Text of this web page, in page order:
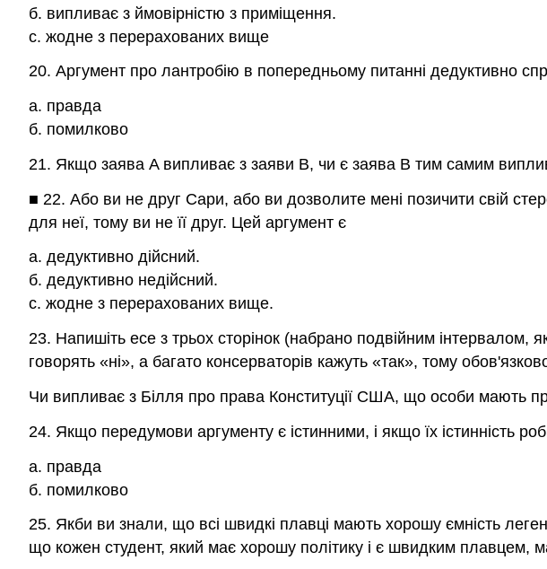
б. випливає з ймовірністю з приміщення.
c. жодне з перерахованих вище
20. Аргумент про лантробію в попередньому питанні дедуктивно
a. правда
б. помилково
21. Якщо заява A випливає з заяви B, чи є заява B тим самим
■ 22. Або ви не друг Сари, або ви дозволите мені позичити свій
для неї, тому ви не її друг. Цей аргумент є
a. дедуктивно дійсний.
б. дедуктивно недійсний.
c. жодне з перерахованих вище.
23. Напишіть есе з трьох сторінок (набрано подвійним
говорять «ні», а багато консерваторів кажуть «так», тому
Чи випливає з Білля про права Конституції США, що особи мають
24. Якщо передумови аргументу є істинними, і якщо їх істинність
a. правда
б. помилково
25. Якби ви знали, що всі швидкі плавці мають хорошу ємність
що кожен студент, який має хорошу політику і є швидким плавцем,